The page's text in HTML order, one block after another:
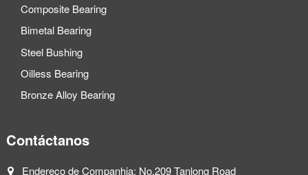
Composite Bearing
Bimetal Bearing
Steel Bushing
Oilless Bearing
Bronze Alloy Bearing
Contáctanos
Endereço de Companhia: No.209 Tanlong Road